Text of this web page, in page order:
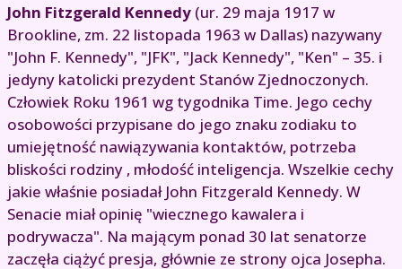
John Fitzgerald Kennedy (ur. 29 maja 1917 w
Brookline, zm. 22 listopada 1963 w Dallas) nazywany
"John F. Kennedy", "JFK", "Jack Kennedy", "Ken" – 35. i
jedyny katolicki prezydent Stanów Zjednoczonych.
Człowiek Roku 1961 wg tygodnika Time. Jego cechy
osobowości przypisane do jego znaku zodiaku to
umiejętność nawiązywania kontaktów, potrzeba
bliskości rodziny , młodość inteligencja. Wszelkie cechy
jakie właśnie posiadał John Fitzgerald Kennedy. W
Senacie miał opinię "wiecznego kawalera i
podrywacza". Na mającym ponad 30 lat senatorze
zaczęła ciążyć presja, głównie ze strony ojca Josepha.